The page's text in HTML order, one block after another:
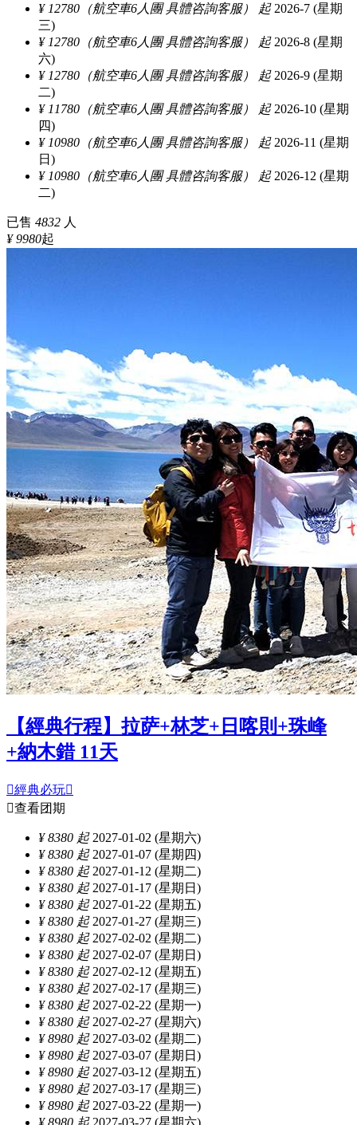
¥ 12780（航空車6人團 具體咨詢客服） 起2026-7 (星期
三)
¥ 12780（航空車6人團 具體咨詢客服） 起2026-8 (星期
六)
¥ 12780（航空車6人團 具體咨詢客服） 起2026-9 (星期
二)
¥ 11780（航空車6人團 具體咨詢客服） 起2026-10 (星期
四)
¥ 10980（航空車6人團 具體咨詢客服） 起2026-11 (星期
日)
¥ 10980（航空車6人團 具體咨詢客服） 起2026-12 (星期
二)
已售 4832 人
¥ 9980起
【經典行程】拉萨+林芝+日喀則+珠峰
+納木錯 11天
經典必玩
查看团期
¥ 8380 起2027-01-02 (星期六)
¥ 8380 起2027-01-07 (星期四)
¥ 8380 起2027-01-12 (星期二)
¥ 8380 起2027-01-17 (星期日)
¥ 8380 起2027-01-22 (星期五)
¥ 8380 起2027-01-27 (星期三)
¥ 8380 起2027-02-02 (星期二)
¥ 8380 起2027-02-07 (星期日)
¥ 8380 起2027-02-12 (星期五)
¥ 8380 起2027-02-17 (星期三)
¥ 8380 起2027-02-22 (星期一)
¥ 8380 起2027-02-27 (星期六)
¥ 8980 起2027-03-02 (星期二)
¥ 8980 起2027-03-07 (星期日)
¥ 8980 起2027-03-12 (星期五)
¥ 8980 起2027-03-17 (星期三)
¥ 8980 起2027-03-22 (星期一)
¥ 8980 起2027-03-27 (星期六)